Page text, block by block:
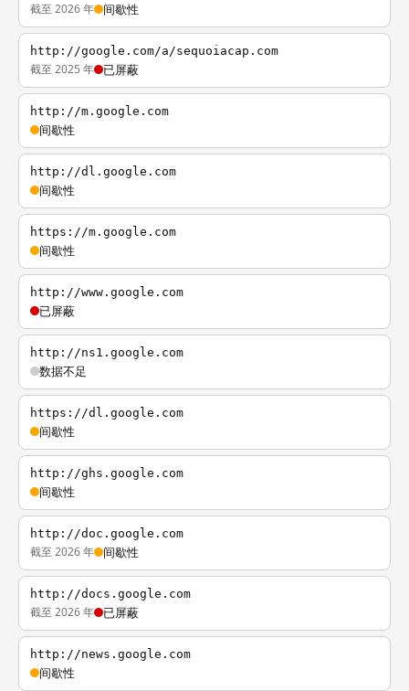
截至 2026 年 间歇性
http://google.com/a/sequoiacap.com
截至 2025 年 已屏蔽
http://m.google.com
间歇性
http://dl.google.com
间歇性
https://m.google.com
间歇性
http://www.google.com
已屏蔽
http://ns1.google.com
数据不足
https://dl.google.com
间歇性
http://ghs.google.com
间歇性
http://doc.google.com
截至 2026 年 间歇性
http://docs.google.com
截至 2026 年 已屏蔽
http://news.google.com
间歇性